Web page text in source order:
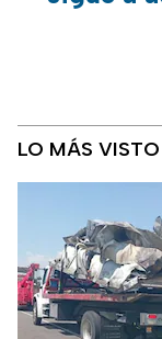
LO MÁS VISTO